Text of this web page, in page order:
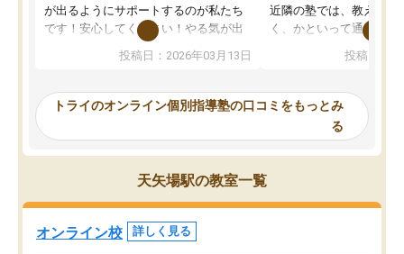
が出るようにサポートするのが私たち
です！安心してください！やる気が出
ないのは私たち講師の責任です」と言
ってくださり、確かに！と考えて、思
ったんですが、学生の先生から学ぶこ
み、徐々に成績が上がったらいいなと
思っていました。何が今足りないのか
を的確に指導いただき、子どももびっ
くりするほど楽しんでやる気を持って
塾を受けています。狙い通り、少しず
つ成績も上がり、苦手意識も無くなっ
てきたので、さらに苦手な数学も追加
投稿日：2026年03月13日
近隣の塾では、教えても
く、かといって通うには
可能なので本当に助か
らないところをピンポイ
頂いて、とてもわかり
していました。一生を
スト、多少お金がかかっ
投稿日：
トライのオンライン個別指導塾の口コミをもっとみ
る
天矢場駅の教室一覧
オンライン校 詳しく見る